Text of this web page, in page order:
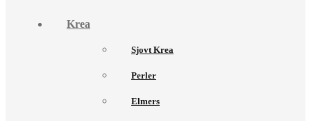
Krea
Sjovt Krea
Perler
Elmers